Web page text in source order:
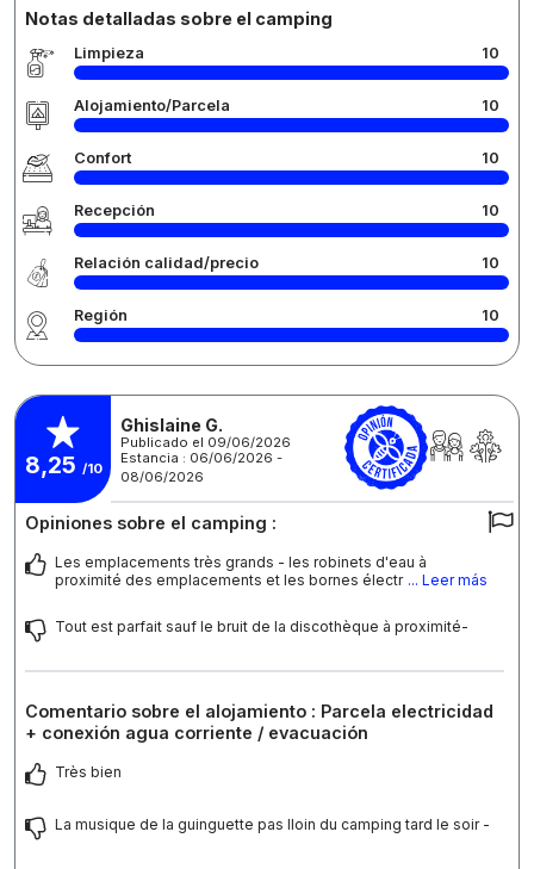
Notas detalladas sobre el camping
Limpieza 10
Alojamiento/Parcela 10
Confort 10
Recepción 10
Relación calidad/precio 10
Región 10
8,25 /10
Ghislaine G.
Publicado el 09/06/2026
Estancia : 06/06/2026 -
08/06/2026
Opiniones sobre el camping :
Les emplacements très grands - les robinets d'eau à
proximité des emplacements et les bornes électr ... Leer más
Tout est parfait sauf le bruit de la discothèque à proximité-
Comentario sobre el alojamiento : Parcela electricidad
+ conexión agua corriente / evacuación
Très bien
La musique de la guinguette pas lloin du camping tard le soir -